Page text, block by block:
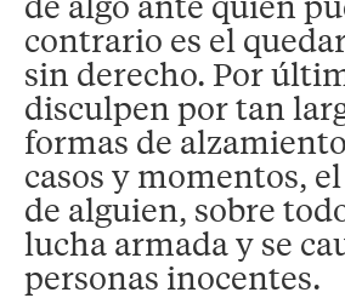
contrario es el
sin derecho. Por
disculpen por tan
formas de
casos y momentos,
de alguien, sobre
lucha armada y se
personas inocentes.